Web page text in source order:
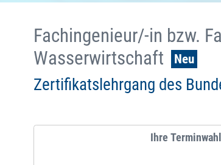
Fachingenieur/-in bzw.
Wasserwirtschaft
Neu
Zertifikatslehrgang des
Ihre